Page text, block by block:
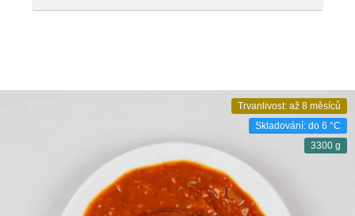
Trvanlivost: až 8 měsíců
Skladování: do 6 °C
3300 g